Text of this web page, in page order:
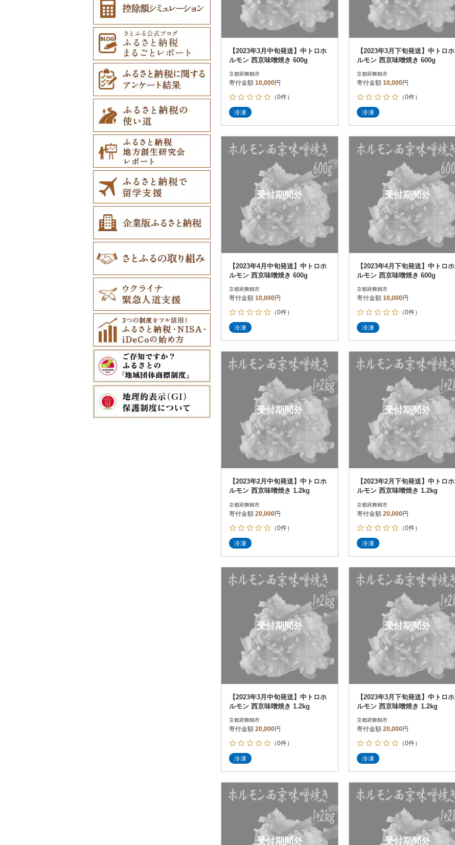
【2023年3月中旬発送】中トロホ
ルモン 西京味噌焼き 600g
京都府舞鶴市
寄付金額 10,000円
（0件）
冷凍
【2023年3月下旬発送】中トロホ
ルモン 西京味噌焼き 600g
京都府舞鶴市
寄付金額 10,000円
（0件）
冷凍
受付期間外
【2023年4月中旬発送】中トロホ
ルモン 西京味噌焼き 600g
京都府舞鶴市
寄付金額 10,000円
（0件）
冷凍
受付期間外
【2023年4月下旬発送】中トロホ
ルモン 西京味噌焼き 600g
京都府舞鶴市
寄付金額 10,000円
（0件）
冷凍
受付期間外
【2023年2月中旬発送】中トロホ
ルモン 西京味噌焼き 1.2kg
京都府舞鶴市
寄付金額 20,000円
（0件）
冷凍
受付期間外
【2023年2月下旬発送】中トロホ
ルモン 西京味噌焼き 1.2kg
京都府舞鶴市
寄付金額 20,000円
（0件）
冷凍
受付期間外
【2023年3月中旬発送】中トロホ
ルモン 西京味噌焼き 1.2kg
京都府舞鶴市
寄付金額 20,000円
（0件）
冷凍
受付期間外
【2023年3月下旬発送】中トロホ
ルモン 西京味噌焼き 1.2kg
京都府舞鶴市
寄付金額 20,000円
（0件）
冷凍
受付期間外 受付期間外